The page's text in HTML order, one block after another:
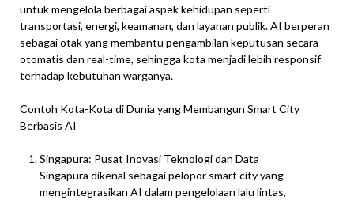
untuk mengelola berbagai aspek kehidupan seperti
transportasi, energi, keamanan, dan layanan publik. AI berperan
sebagai otak yang membantu pengambilan keputusan secara
otomatis dan real-time, sehingga kota menjadi lebih responsif
terhadap kebutuhan warganya.
Contoh Kota-Kota di Dunia yang Membangun Smart City
Berbasis AI
Singapura: Pusat Inovasi Teknologi dan Data
Singapura dikenal sebagai pelopor smart city yang
mengintegrasikan AI dalam pengelolaan lalu lintas,